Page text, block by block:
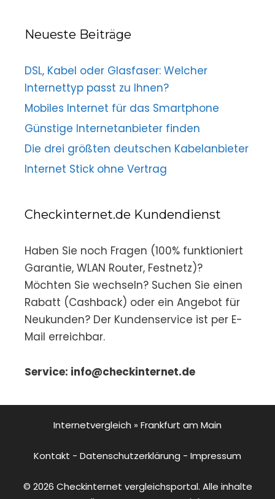
Neueste Beiträge
DSL, Kabel oder Glasfaser: Welcher
Internettyp passt zu Ihnen?
Mobiles Internet für das Smartphone
Günstige Internetanbieter finden
Die drei größten deutschen Kabelanbieter
Internet Stick ohne Vertrag
Checkinternet.de Kundendienst
Haben Sie noch Fragen (100% funktioniert
Garantie, WLAN Router, Festnetz)?
Möchten Sie wechseln? Suchen Sie einen
Rabatt (Cashback) oder ein Angebot für
Neukunden? Der Kundenservice ist per E-
Mail erreichbar.
Service: info@checkinternet.de
Internetvergleich » Frankfurt am Main
Kontakt - Datenschutzerklärung - Impressum
© 2026 Checkinternet vergleichsportal. Alle inhalte